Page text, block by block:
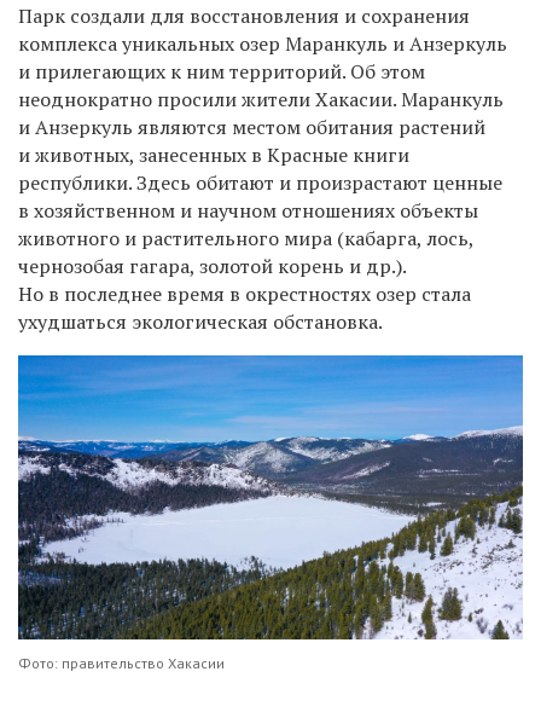
Парк создали для восстановления и сохранения
комплекса уникальных озер Маранкуль и Анзеркуль
и прилегающих к ним территорий. Об этом
неоднократно просили жители Хакасии.Маранкуль
и Анзеркуль являются местом обитания растений
и животных, занесенных в Красные книги
республики. Здесь обитают и произрастают ценные
в хозяйственном и научном отношениях объекты
животного и растительного мира (кабарга, лось,
чернозобая гагара, золотой корень и др.).
Но в последнее время в окрестностях озер стала
ухудшаться экологическая обстановка.
Фото: правительство Хакасии